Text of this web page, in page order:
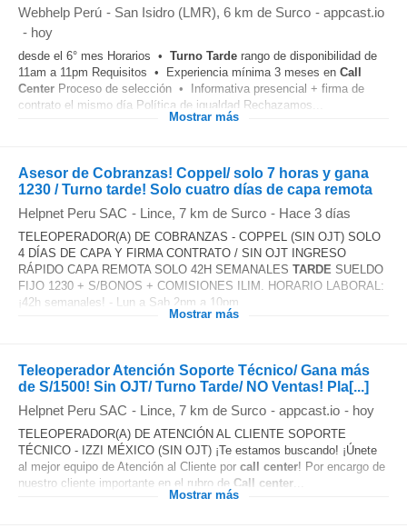
Webhelp Perú - San Isidro (LMR), 6 km de Surco - appcast.io
- hoy
desde el 6° mes Horarios • Turno Tarde rango de disponibilidad de
11am a 11pm Requisitos • Experiencia mínima 3 meses en Call
Center Proceso de selección • Informativa presencial + firma de
contrato el mismo día Política de igualdad Rechazamos...
Mostrar más
Asesor de Cobranzas! Coppel/ solo 7 horas y gana
1230 / Turno tarde! Solo cuatro días de capa remota
Helpnet Peru SAC - Lince, 7 km de Surco - Hace 3 días
TELEOPERADOR(A) DE COBRANZAS - COPPEL (SIN OJT) SOLO
4 DÍAS DE CAPA Y FIRMA CONTRATO / SIN OJT INGRESO
RÁPIDO CAPA REMOTA SOLO 42H SEMANALES TARDE SUELDO
FIJO 1230 + S/BONOS + COMISIONES ILIM. HORARIO LABORAL:
¡42h semanales! - Lun a Sab 2pm a 10pm...
Mostrar más
Teleoperador Atención Soporte Técnico/ Gana más
de S/1500! Sin OJT/ Turno Tarde/ NO Ventas! Pla[...]
Helpnet Peru SAC - Lince, 7 km de Surco - appcast.io - hoy
TELEOPERADOR(A) DE ATENCIÓN AL CLIENTE SOPORTE
TÉCNICO - IZZI MÉXICO (SIN OJT) ¡Te estamos buscando! ¡Únete
al mejor equipo de Atención al Cliente por call center! Por encargo de
nuestro cliente importante en el rubro de Call center
Mostrar más